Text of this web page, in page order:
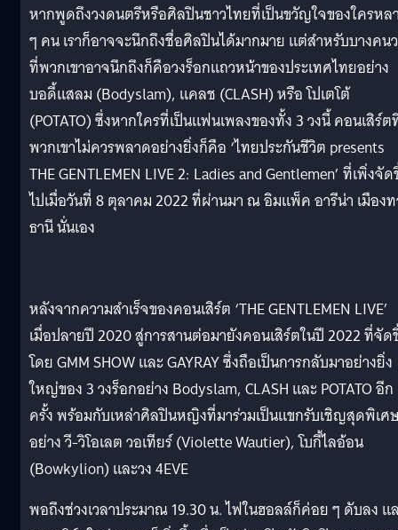
หากพูดถึงวงดนตรีหรือศิลปินชาวไทยที่เป็นขวัญใจของใครหล
ๆ คน เราก็อาจจะนึกถึงชื่อศิลปินได้มากมาย แต่สำหรับบางคน
ที่พวกเขาอาจนึกถึงก็คือวงร็อกแถวหน้าของประเทศไทยอย่าง
บอดี้แสลม (Bodyslam), แคลช (CLASH) หรือ โปเตโต้
(POTATO) ซึ่งหากใครที่เป็นแฟนเพลงของทั้ง 3 วงนี้ คอนเสิร์
พวกเขาไม่ควรพลาดอย่างยิ่งก็คือ ‘ไทยประกันชีวิต presents
THE GENTLEMEN LIVE 2: Ladies and Gentlemen’ ที่เพิ่งจั
ไปเมื่อวันที่ 8 ตุลาคม 2022 ที่ผ่านมา ณ อิมแพ็ค อารีน่า เมือง
ธานี นั่นเอง
หลังจากความสำเร็จของคอนเสิร์ต ‘THE GENTLEMEN LIVE’
เมื่อปลายปี 2020 สู่การสานต่อมายังคอนเสิร์ตในปี 2022 ที่จัด
โดย GMM SHOW และ GAYRAY ซึ่งถือเป็นการกลับมาอย่างยิ่ง
ใหญ่ของ 3 วงร็อกอย่าง Bodyslam, CLASH และ POTATO อีก
ครั้ง พร้อมกับเหล่าศิลปินหญิงที่มาร่วมเป็นแขกรับเชิญสุดพิเศ
อย่าง วี-วิโอเลต วอเทียร์ (Violette Wautier), โบกี้ไลอ้อน
(Bowkylion) และวง 4EVE
พอถึงช่วงเวลาประมาณ 19.30 น. ไฟในฮอลล์ก็ค่อย ๆ ดับลง แ